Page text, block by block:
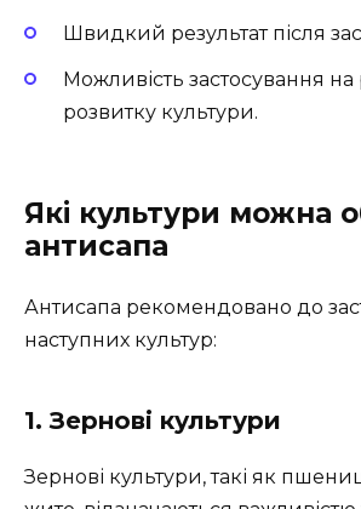
Швидкий результат після
Можливість застосування на
розвитку культури.
Які культури можна
антисапа
Антисапа рекомендовано до
наступних культур:
1. Зернові культури
Зернові культури, такі як